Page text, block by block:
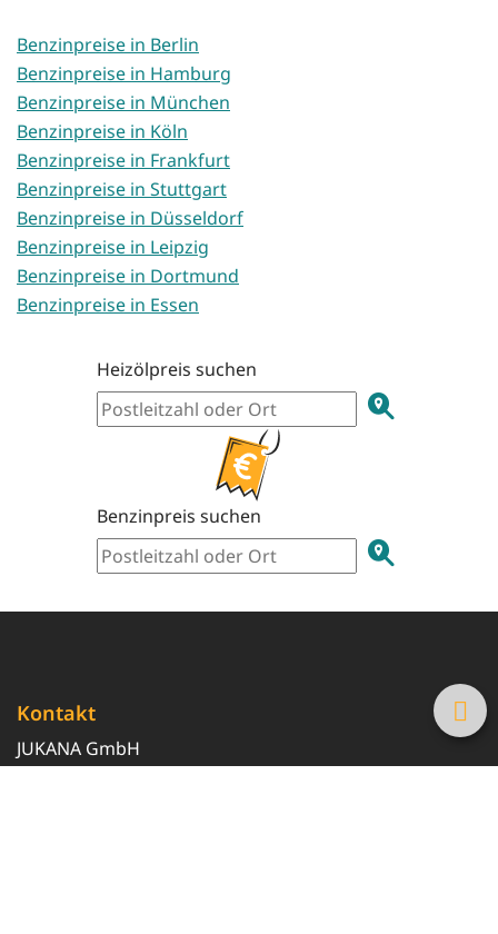
Benzinpreise in Berlin
Benzinpreise in Hamburg
Benzinpreise in München
Benzinpreise in Köln
Benzinpreise in Frankfurt
Benzinpreise in Stuttgart
Benzinpreise in Düsseldorf
Benzinpreise in Leipzig
Benzinpreise in Dortmund
Benzinpreise in Essen
Heizölpreis suchen
Benzinpreis suchen
Kontakt
JUKANA GmbH